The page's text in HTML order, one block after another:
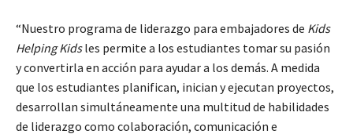
“Nuestro programa de liderazgo para embajadores de Kids
Helping Kidsles permite a los estudiantes tomar su pasión
y convertirla en acción para ayudar a los demás. A medida
que los estudiantes planifican, inician y ejecutan proyectos,
desarrollan simultáneamente una multitud de habilidades
de liderazgo como colaboración, comunicación e